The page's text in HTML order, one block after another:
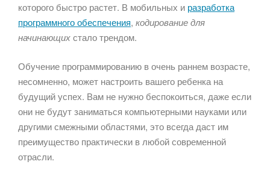
которого быстро растет. В мобильных и разработка
программного обеспечения, кодирование для
начинающихстало трендом.
Обучение программированию в очень раннем возрасте,
несомненно, может настроить вашего ребенка на
будущий успех. Вам не нужно беспокоиться, даже если
они не будут заниматься компьютерными науками или
другими смежными областями, это всегда даст им
преимущество практически в любой современной
отрасли.